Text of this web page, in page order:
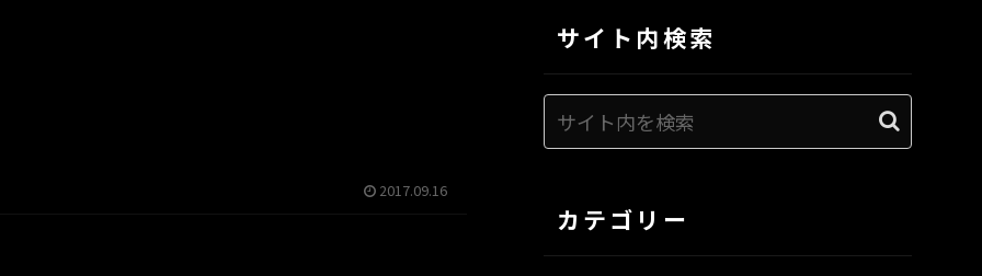
2017.09.16
サイト内検索
カテゴリー